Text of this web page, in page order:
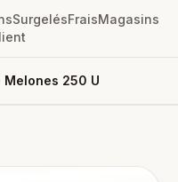
SurgelésFraisMagasins
Melones 250 U